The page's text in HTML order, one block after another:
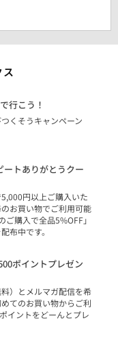
行こう！
くそうキャンペーン
ートありがとうクー
円以上ご購入いた
お買い物でご利用可能
ご購入で全品5%OFF」
布中です。
ポイントプレゼン
）とメルマガ配信を希
てのお買い物からご利
イントをどーんとプレ